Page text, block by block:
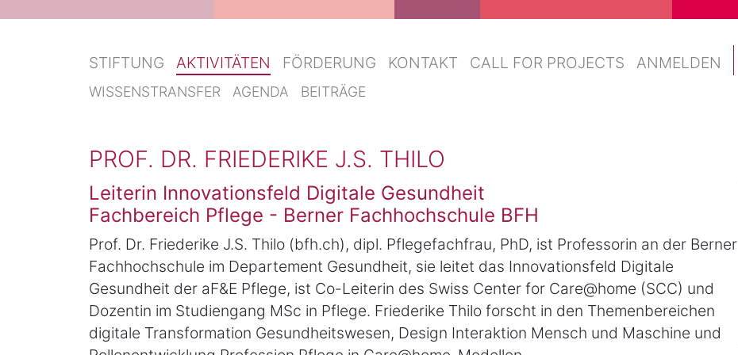
STIFTUNG AKTIVITÄTEN FÖRDERUNG KONTAKT CALL FOR PROJECTS ANMELDEN
WISSENSTRANSFER AGENDA BEITRÄGE
PROF. DR. FRIEDERIKE J.S. THILO
Leiterin Innovationsfeld Digitale Gesundheit
Fachbereich Pflege - Berner Fachhochschule BFH
Prof. Dr. Friederike J.S. Thilo (bfh.ch), dipl. Pflegefachfrau, PhD, ist Professorin an der Berner
Fachhochschule im Departement Gesundheit, sie leitet das Innovationsfeld Digitale
Gesundheit der aF&E Pflege, ist Co-Leiterin des Swiss Center for Care@home (SCC) und
Dozentin im Studiengang MSc in Pflege. Friederike Thilo forscht in den Themenbereichen
digitale Transformation Gesundheitswesen, Design Interaktion Mensch und Maschine und